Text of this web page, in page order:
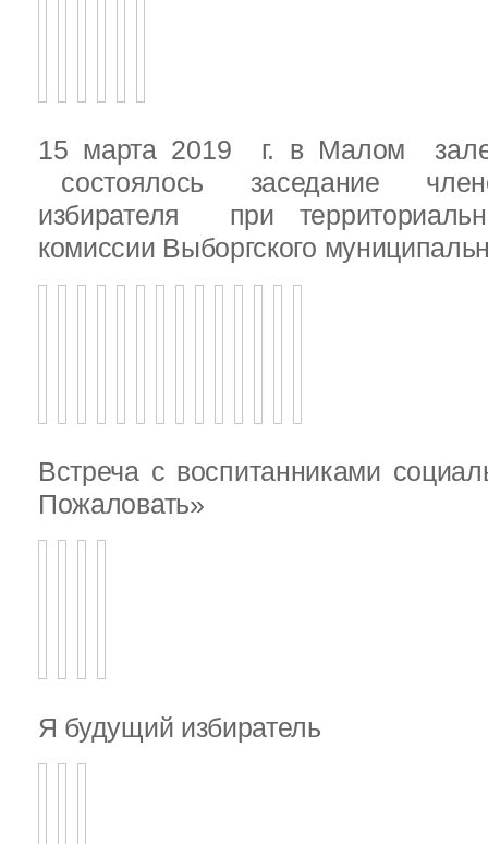
15 марта 2019 г. в Малом
состоялось заседание
избирателя при
комиссии Выборгского
Встреча с воспитанниками
Пожаловать»
Я будущий избиратель